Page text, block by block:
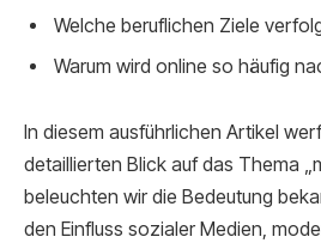
Welche beruflichen Ziele
Warum wird online so häufig
In diesem ausführlichen Artikel
detaillierten Blick auf das Thema
beleuchten wir die Bedeutung
den Einfluss sozialer Medien,